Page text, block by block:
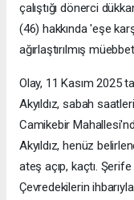
çalıştığı dönerci
(46) hakkında 'eşe
ağırlaştırılmış
Olay, 11 Kasım 2025
Akyıldız, sabah
Camikebir
Akyıldız, henüz
ateş açıp, kaçtı.
Çevredekilerin